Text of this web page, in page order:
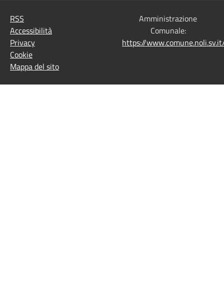
RSS
Accessibilità
Privacy
Cookie
Mappa del sito
Amministrazione
Comunale:
https://